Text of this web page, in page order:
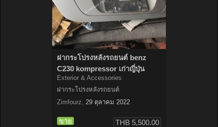
ฝากระโปรงหลังรถยนต์ benz
C230 kompressor เก่าญี่ปุ่น
Exterior & Accessories
ฝากระโปรงหลังรถยนต์
Zimfourz, 29 ตุลาคม 2022
ขาย THB 5,500.00